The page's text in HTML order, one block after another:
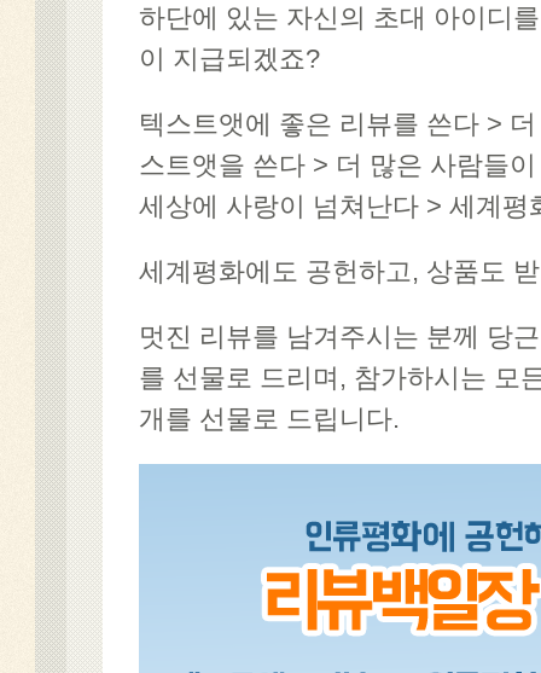
하단에 있는 자신의 초대 아이디
이 지급되겠죠?
텍스트앳에 좋은 리뷰를 쓴다 >
스트앳을 쓴다 > 더 많은 사람들
세상에 사랑이 넘쳐난다 > 세계평
세계평화에도 공헌하고, 상품도
멋진 리뷰를 남겨주시는 분께 당
를 선물로 드리며, 참가하시는 모
개를 선물로 드립니다.